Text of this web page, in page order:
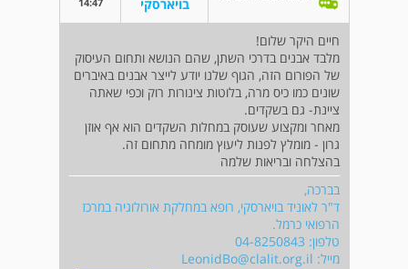
בויארסקי
חיים היקר שלום!
מלבד אבנים בדרכי השתן, שהם הנושא ותחום העיסוק
של הפורום הזה, הגוף שלנו יודע לייצר אבנים באיברים
שונים כמו כיס מרה, בלוטות צינורות רוק וכפי שאתה
ציינת- גם בשקדים.
מאחר ומקצוע שעוסק במחלות השקדים הוא אף אוזן
גרון - מומלץ לפנות ליעוץ מומחה מתחום זה.
בהצלחה ובריאות שלמה
בברכה,
ד"ר לאוניד בויארסקי, רופא במחלקת אורולוגיה במרכז
הרפואי כרמל.
טלפון: 04-8250843
מייל: LeonidBo@clalit.org.il